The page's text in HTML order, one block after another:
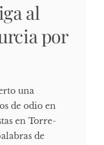
al
por
una
de odio en
en Torre-
de